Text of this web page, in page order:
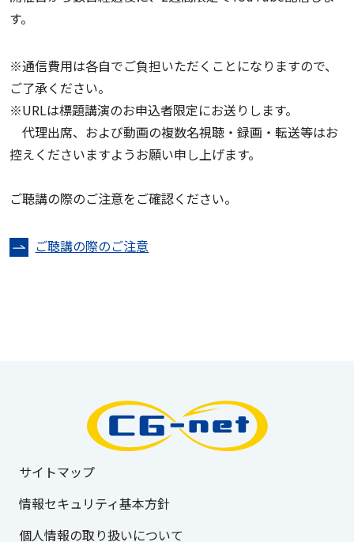
す。
※通信費用は各自でご負担いただくことになりますので、
ご了承ください。
※URLは標題講演のお申込者限定にお送りします。
代理出席、および動画の複数名視聴・録画・転送等はお
控えくださいますようお願い申し上げます。
ご聴講の際のご注意をご確認ください。
ご聴講の際のご注意
サイトマップ
情報セキュリティ基本方針
個人情報の取り扱いについて